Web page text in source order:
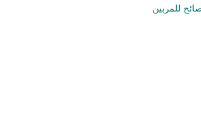
للمربين